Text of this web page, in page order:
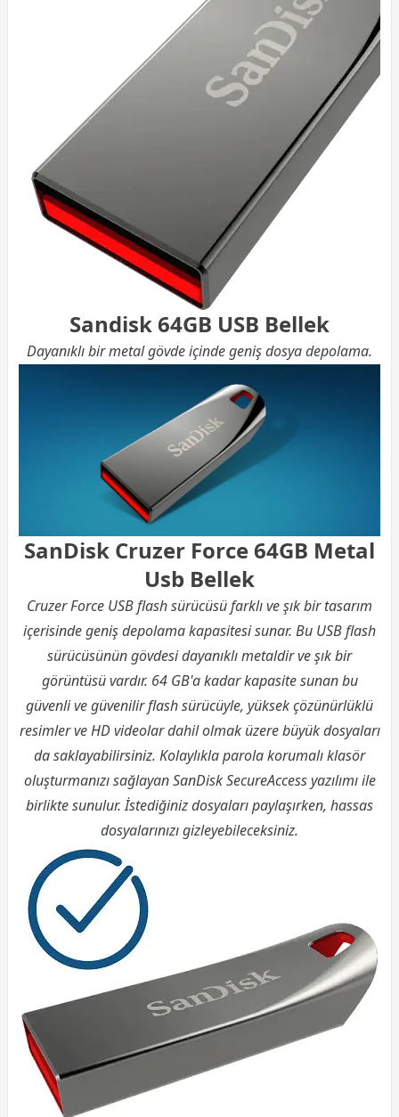
Sandisk 64GB USB Bellek
Dayanıklı bir metal gövde içinde geniş dosya depolama.
SanDisk Cruzer Force 64GB Metal
Usb Bellek
Cruzer Force USB flash sürücüsü farklı ve şık bir tasarım
içerisinde geniş depolama kapasitesi sunar. Bu USB flash
sürücüsünün gövdesi dayanıklı metaldir ve şık bir
görüntüsü vardır. 64 GB'a kadar kapasite sunan bu
güvenli ve güvenilir flash sürücüyle, yüksek çözünürlüklü
resimler ve HD videolar dahil olmak üzere büyük dosyaları
da saklayabilirsiniz. Kolaylıkla parola korumalı klasör
oluşturmanızı sağlayan SanDisk SecureAccess yazılımı ile
birlikte sunulur. İstediğiniz dosyaları paylaşırken, hassas
dosyalarınızı gizleyebileceksiniz.